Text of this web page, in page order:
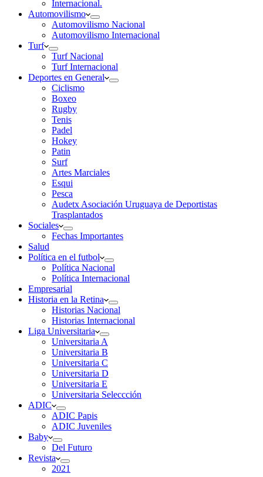
Internacional.
Automovilismo
Automovilismo Nacional
Automovilismo Internacional
Turf
Turf Nacional
Turf Internacional
Deportes en General
Ciclismo
Boxeo
Rugby
Tenis
Padel
Hokey
Patin
Surf
Artes Marciales
Esqui
Pesca
Audetx Asociación Uruguaya de Deportistas
Trasplantados
Sociales
Fechas Importantes
Salud
Política en el futbol
Política Nacional
Política Internacional
Empresarial
Historia en la Retina
Historias Nacional
Historias Internacional
Liga Universitaria
Universitaria A
Universitaria B
Universitaria C
Universitaria D
Universitaria E
Universitaria Seleccción
ADIC
ADIC Papis
ADIC Juveniles
Baby
Del Futuro
Revista
2021